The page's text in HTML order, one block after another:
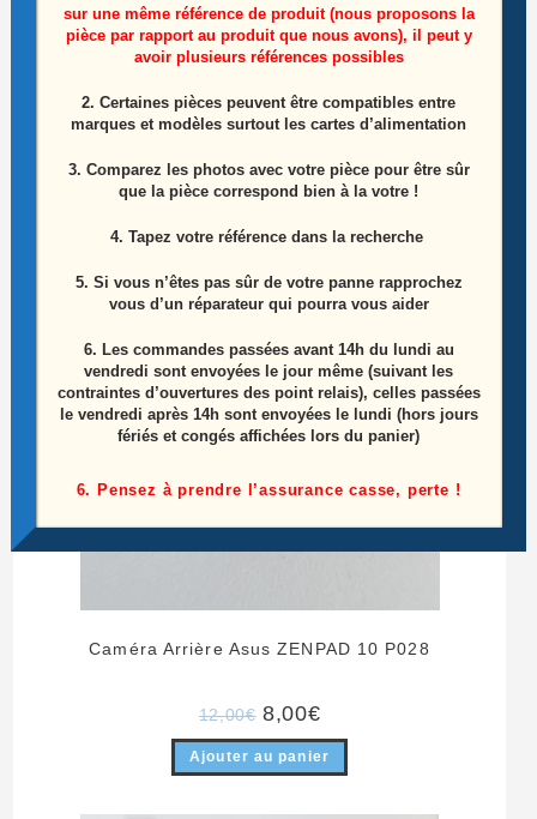
initial
était :
prix
actuel
est :
Lire la suite
-33%
Caméra Arrière Asus ZENPAD 10 P028
12,00€ Le
prix
initial
était :
12,00€.
8,00€Le
prix
actuel
est :
8,00€.
Ajouter au panier
sur une même référence de produit (nous proposons la
pièce par rapport au produit que nous avons), il peut y
avoir plusieurs références possibles
2. Certaines pièces peuvent être compatibles entre
marques et modèles surtout les cartes d’alimentation
3. Comparez les photos avec votre pièce pour être sûr
que la pièce correspond bien à la votre !
4. Tapez votre référence dans la recherche
5. Si vous n’êtes pas sûr de votre panne rapprochez
vous d’un réparateur qui pourra vous aider
6. Les commandes passées avant 14h du lundi au
vendredi sont envoyées le jour même (suivant les
contraintes d’ouvertures des point relais), celles passées
le vendredi après 14h sont envoyées le lundi (hors jours
fériés et congés affichées lors du panier)
6. Pensez à prendre l’assurance casse, perte !